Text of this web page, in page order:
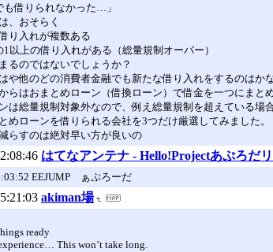
も借りられなかった…」
、おそらく
り入れが複数ある
1以上の借り入れがある（総量規制オーバー）
るのではないでしょうか？
や他のどの消費者金融でも新たな借り入れをするのはか
らはおまとめローン（借換ローン）で借金を一つにまと
は総量規制対象外なので、例え総量規制を超えている場
めローンを借りられる会社を3つだけ厳選してみました。
らすのは絶対早い方が良いの
はてなアンテナ - Hello!Projectあぷろだ
EEJUMP ぁぷろーだ
akiman場
ready
This won’t take long.